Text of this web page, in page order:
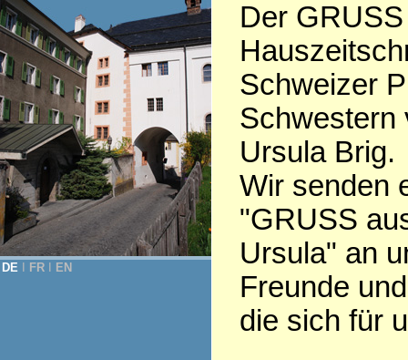
DE FR EN
Der
Schweizer
Schwestern
Ursula Brig.
Wir senden
"GRUSS
Ursula" an
Freunde
die sich für